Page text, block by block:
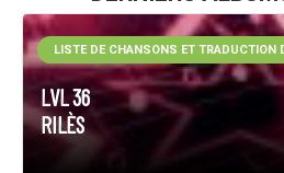
LVL 36
RILÈS
LISTE DE CHANSONS ET TRADUCTION